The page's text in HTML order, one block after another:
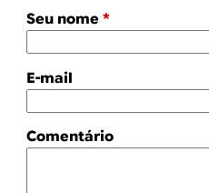
Seu nome *
E-mail
Comentário